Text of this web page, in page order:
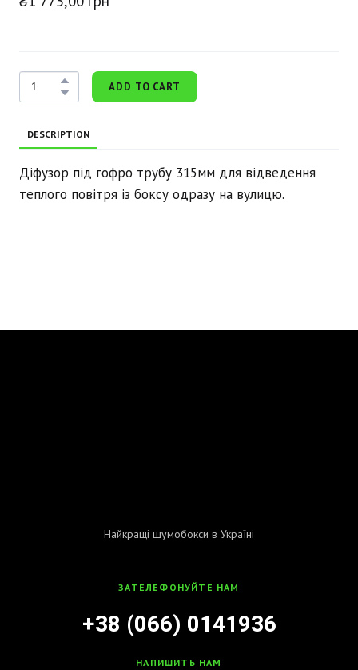
ADD TO CART
DESCRIPTION
Діфузор під гофро трубу 315мм для відведення
теплого повітря із боксу одразу на вулицю.
Найкращі шумобокси в Україні
ЗАТЕЛЕФОНУЙТЕ НАМ
+38 (066) 0141936
НАПИШИТЬ НАМ